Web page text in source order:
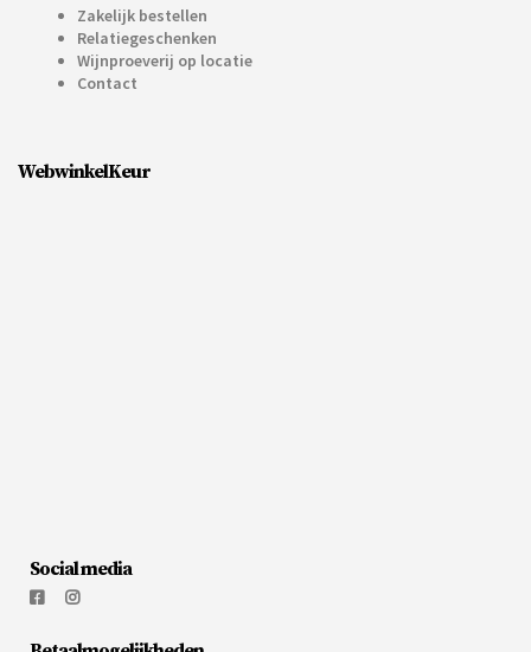
Zakelijk bestellen
Relatiegeschenken
Wijnproeverij op locatie
Contact
WebwinkelKeur
Social media